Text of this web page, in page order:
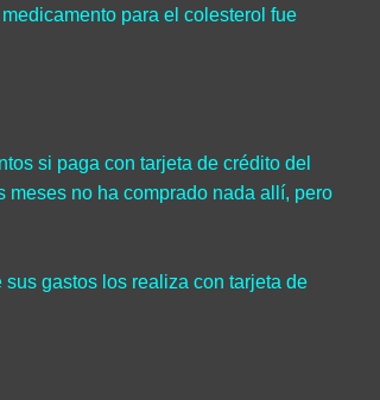
para el colesterol fue
si paga con tarjeta de crédito del
meses no ha comprado nada allí, pero
gastos los realiza con tarjeta de